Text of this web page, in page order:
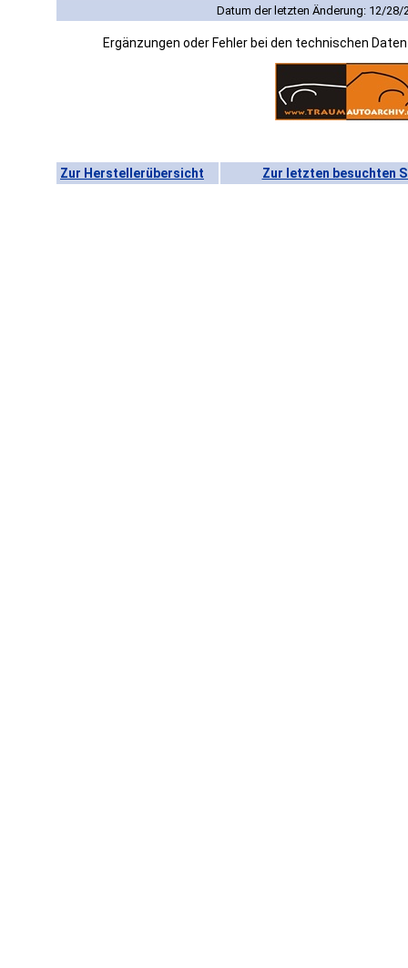
Datum der letzten Änderung: 12/28/
Ergänzungen oder Fehler bei den technischen
Zur Herstellerübersicht Zur letzten besuchten